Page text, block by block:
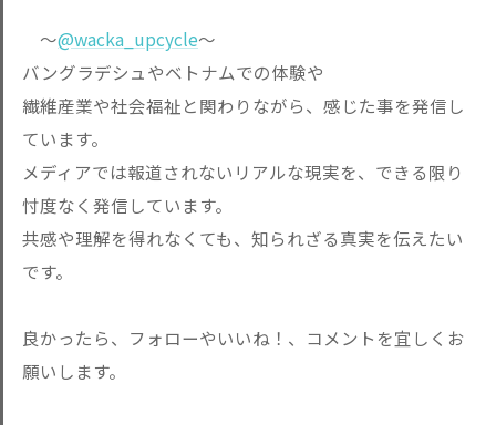
〜@wacka_upcycle〜
バングラデシュやベトナムでの体験や
繊維産業や社会福祉と関わりながら、感じた事を発信し
ています。
メディアでは報道されないリアルな現実を、できる限り
忖度なく発信しています。
共感や理解を得れなくても、知られざる真実を伝えたい
です。
良かったら、フォローやいいね！、コメントを宜しくお
願いします。